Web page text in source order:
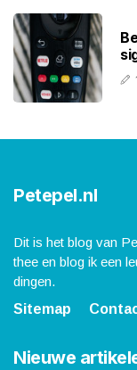
Petepel.nl
Dit is het blog van
thee en blog ik een
dingen.
Sitemap
Nieuwe